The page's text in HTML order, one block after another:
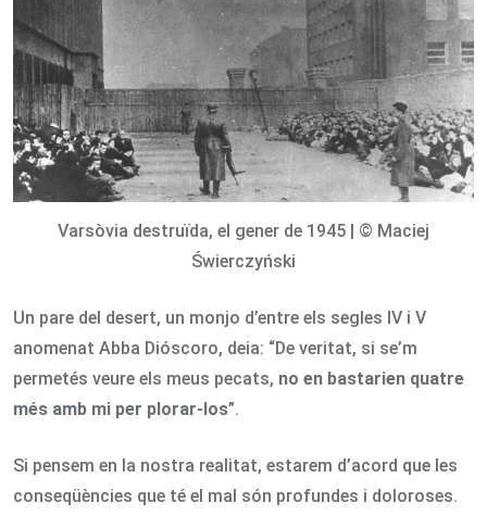
Varsòvia destruïda, el gener de 1945 | © Maciej
Świerczyński
Un pare del desert, un monjo d’entre els segles IV i V
anomenat Abba Dióscoro, deia: “De veritat, si se’m
permetés veure els meus pecats, no en bastarien quatre
més amb mi per plorar-los”.
Si pensem en la nostra realitat, estarem d’acord que les
conseqüències que té el mal són profundes i doloroses.